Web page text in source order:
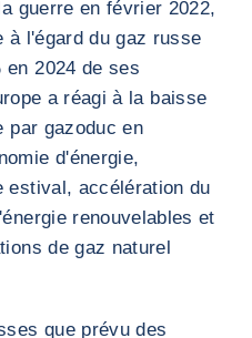
guerre en février 2022,
à l'égard du gaz russe
en 2024 de ses
a réagi à la baisse
par gazoduc en
d'énergie,
estival, accélération du
renouvelables et
de gaz naturel
que prévu des